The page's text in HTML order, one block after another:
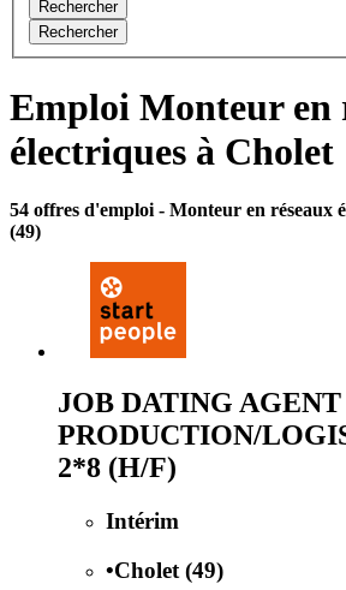
Rechercher
Rechercher
Emploi Monteur en
électriques à Cholet
54 offres d'emploi - Monteur en réseaux
(49)
JOB DATING AGENT
PRODUCTION/
2*8 (H/F)
Intérim
•Cholet (49)